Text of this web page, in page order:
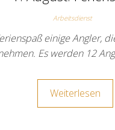
Arbeitsdienst
einige Angler,
Es werden 12
Weiterlesen